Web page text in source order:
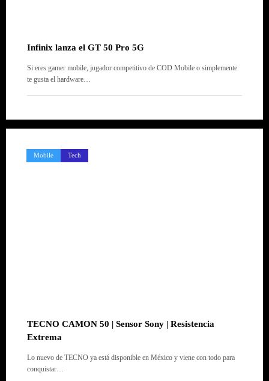
Infinix lanza el GT 50 Pro 5G
Si eres gamer mobile, jugador competitivo de COD Mobile o simplemente
te gusta el hardware…
Mobile Tech
TECNO CAMON 50 | Sensor Sony | Resistencia
Extrema
Lo nuevo de TECNO ya está disponible en México y viene con todo para
conquistar…